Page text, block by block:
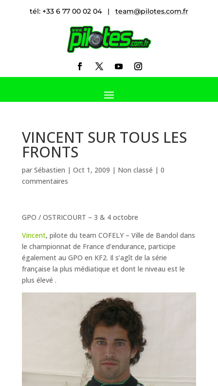
tél: +33 6 77 00 02 04 | team@pilotes.com.fr
VINCENT SUR TOUS LES
FRONTS
par Sébastien | Oct 1, 2009 | Non classé | 0
commentaires
GPO / OSTRICOURT – 3 & 4 octobre
Vincent, pilote du team COFELY – Ville de Bandol dans
le championnat de France d’endurance, participe
également au GPO en KF2. Il s’agît de la série
française la plus médiatique et dont le niveau est le
plus élevé .